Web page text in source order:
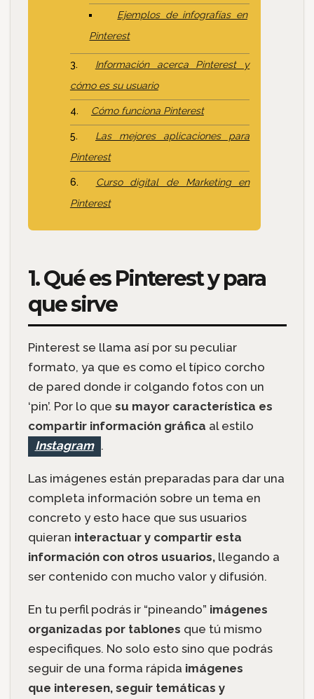
Ejemplos de infografías en
Pinterest
Información acerca Pinterest y
cómo es su usuario
Cómo funciona Pinterest
Las mejores aplicaciones para
Pinterest
Curso digital de Marketing en
Pinterest
1. Qué es Pinterest y para
que sirve
Pinterest se llama así por su peculiar
formato, ya que es como el típico corcho
de pared donde ir colgando fotos con un
‘pin’. Por lo que su mayor característica es
compartir información gráfica al estilo
Instagram .
Las imágenes están preparadas para dar una
completa información sobre un tema en
concreto y esto hace que sus usuarios
quieran interactuar y compartir esta
información con otros usuarios, llegando a
ser contenido con mucho valor y difusión.
En tu perfil podrás ir “pineando” imágenes
organizadas por tablones que tú mismo
especifiques. No solo esto sino que podrás
seguir de una forma rápida imágenes
que interesen, seguir temáticas y